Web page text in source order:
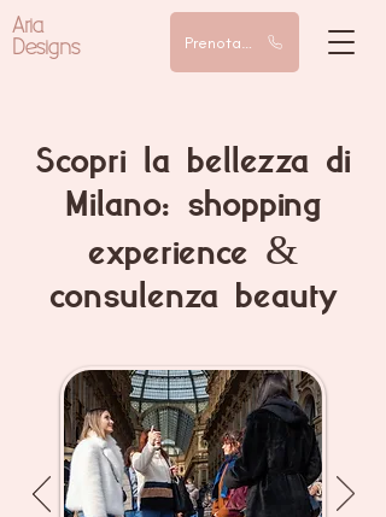
Prenota una chiamata
Aria
Designs
Scopri la bellezza di
Milano: shopping
experience &
consulenza beauty